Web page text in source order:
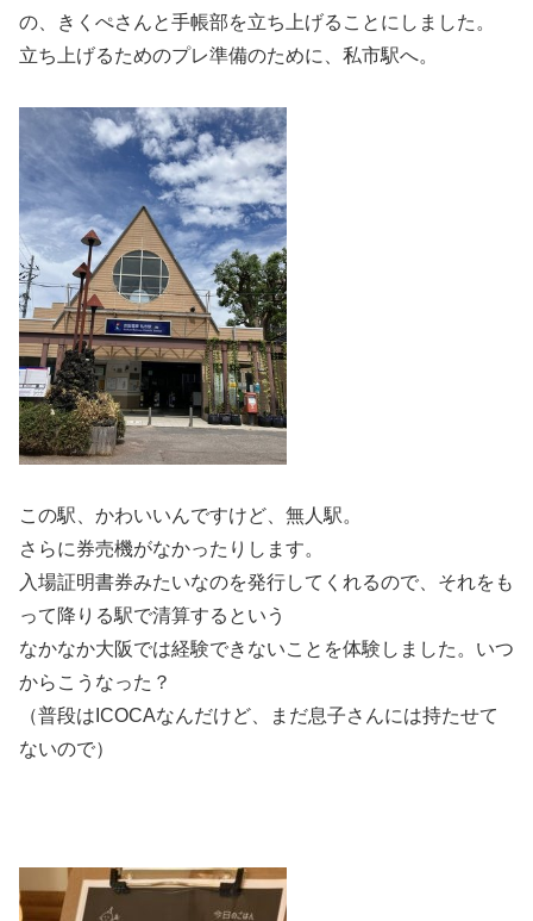
の、きくぺさんと手帳部を立ち上げることにしました。
立ち上げるためのプレ準備のために、私市駅へ。
この駅、かわいいんですけど、無人駅。
さらに券売機がなかったりします。
入場証明書券みたいなのを発行してくれるので、それをも
って降りる駅で清算するという
なかなか大阪では経験できないことを体験しました。いつ
からこうなった？
（普段はICOCAなんだけど、まだ息子さんには持たせて
ないので）